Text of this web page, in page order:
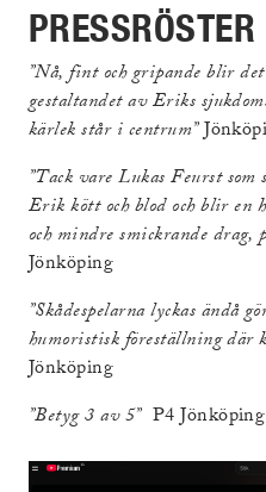
PRESSRÖSTER
”Nå, fint och gripande blir
gestaltandet av Eriks
kärlek står i centrum”
”Tack vare Lukas Feurst
Erik kött och blod och blir en
och mindre smickrande drag,
Jönköping
”Skådespelarna lyckas ändå
humoristisk föreställning där
Jönköping
”Betyg 3 av 5” P4 Jönköping